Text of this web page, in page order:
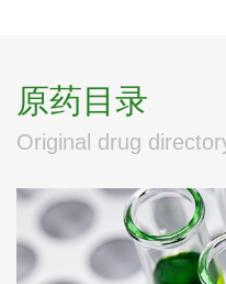
原药目录
Original drug